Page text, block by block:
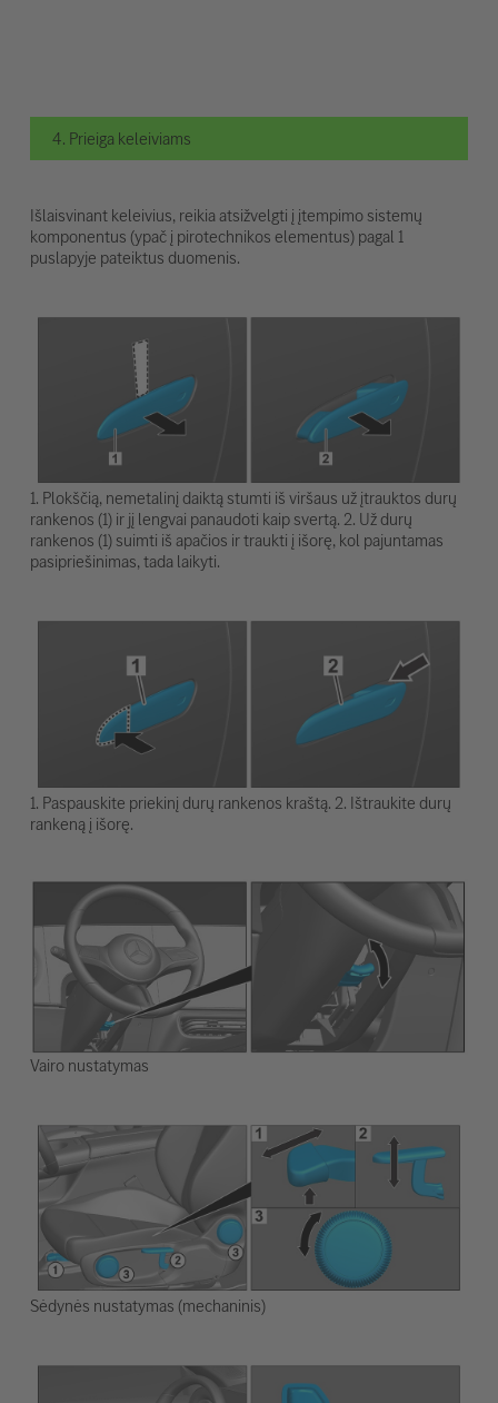
4. Prieiga keleiviams
Išlaisvinant keleivius, reikia atsižvelgti į įtempimo sistemų
komponentus (ypač į pirotechnikos elementus) pagal 1
puslapyje pateiktus duomenis.
1. Plokščią, nemetalinį daiktą stumti iš viršaus už įtrauktos durų
rankenos (1) ir jį lengvai panaudoti kaip svertą. 2. Už durų
rankenos (1) suimti iš apačios ir traukti į išorę, kol pajuntamas
pasipriešinimas, tada laikyti.
1. Paspauskite priekinį durų rankenos kraštą. 2. Ištraukite durų
rankeną į išorę.
Vairo nustatymas
Sėdynės nustatymas (mechaninis)